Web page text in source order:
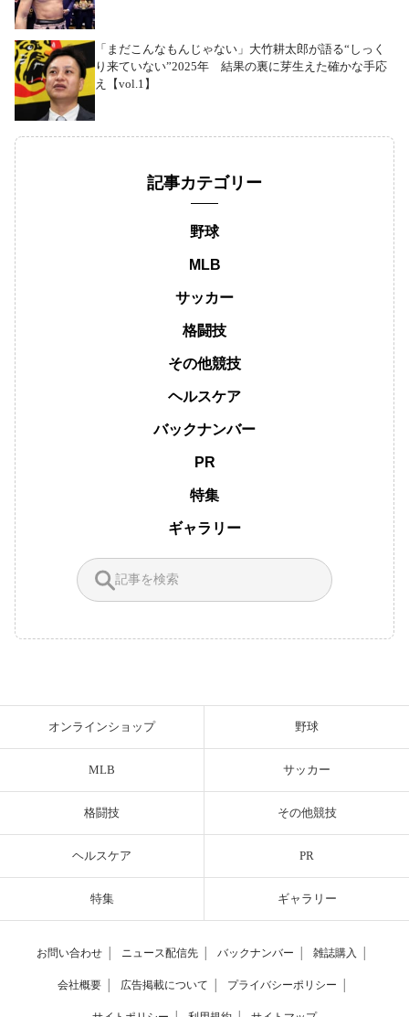
「まだこんなもんじゃない」大竹耕太郎が語る“しっく
り来ていない”2025年 結果の裏に芽生えた確かな手応
え【vol.1】
記事カテゴリー
野球
MLB
サッカー
格闘技
その他競技
ヘルスケア
バックナンバー
PR
特集
ギャラリー
オンラインショップ 野球
MLB サッカー
格闘技 その他競技
ヘルスケア PR
特集 ギャラリー
お問い合わせ ニュース配信先 バックナンバー 雑誌購入
会社概要 広告掲載について プライバシーポリシー